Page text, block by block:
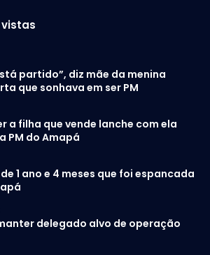
partido”, diz mãe da menina
que sonhava em ser PM
a filha que vende lanche com ela
PM do Amapá
1 ano e 4 meses que foi espancada
delegado alvo de operação